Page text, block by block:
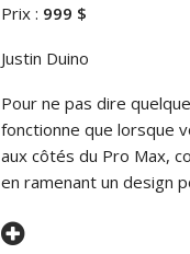
Prix ​​: 999 $
Justin Duino
Pour ne pas dire
fonctionne que lorsque
aux côtés du Pro Max,
en ramenant un design